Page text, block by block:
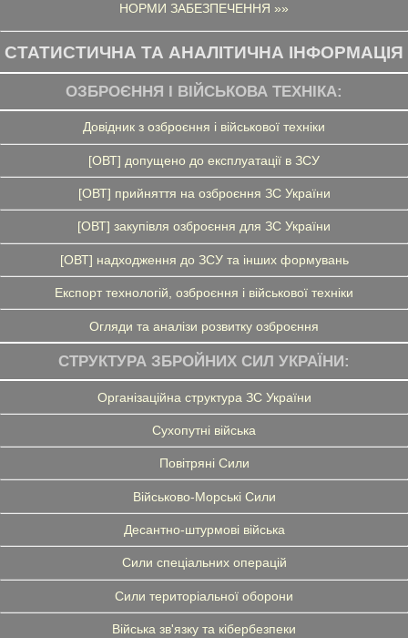
НОРМИ ЗАБЕЗПЕЧЕННЯ »»
СТАТИСТИЧНА ТА АНАЛІТИЧНА ІНФОРМАЦІЯ
ОЗБРОЄННЯ І ВІЙСЬКОВА ТЕХНІКА:
Довідник з озброєння і військової техніки
[ОВТ] допущено до експлуатації в ЗСУ
[ОВТ] прийняття на озброєння ЗС України
[ОВТ] закупівля озброєння для ЗС України
[ОВТ] надходження до ЗСУ та інших формувань
Експорт технологій, озброєння і військової техніки
Огляди та аналізи розвитку озброєння
СТРУКТУРА ЗБРОЙНИХ СИЛ УКРАЇНИ:
Організаційна структура ЗС України
Сухопутні війська
Повітряні Сили
Військово-Морські Сили
Десантно-штурмові війська
Сили спеціальних операцій
Сили територіальної оборони
Війська зв'язку та кібербезпеки